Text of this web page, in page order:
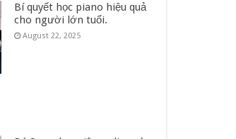
Bí quyết học piano hiệu quả
cho người lớn tuổi.
August 22, 2025